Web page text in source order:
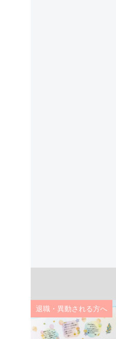
退職・異動される方へ